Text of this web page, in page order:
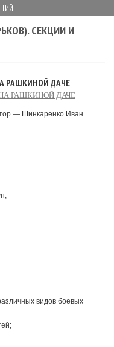
СЕКЦИИ И
РАШКИНОЙ ДАЧЕ
РАШКИНОЙ ДАЧЕ
— Шинкаренко Иван
видов боевых